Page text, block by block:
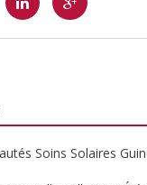
Soins Solaires